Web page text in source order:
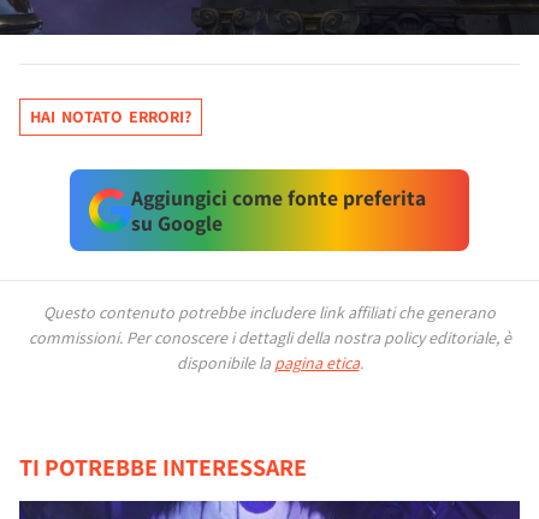
HAI NOTATO ERRORI?
Aggiungici come fonte preferita
su Google
Questo contenuto potrebbe includere link affiliati che generano
commissioni. Per conoscere i dettagli della nostra policy editoriale, è
disponibile la pagina etica.
TI POTREBBE INTERESSARE